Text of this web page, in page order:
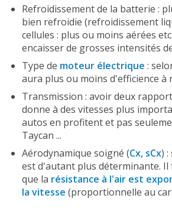
Refroidissement de la batterie :
bien refroidie (refroidissement
cellules : plus ou moins aérées
encaisser de grosses intensités
Type de moteur électrique :
aura plus ou moins d'efficience à
Transmission : avoir deux
donne à des vitesses plus
autos en profitent et pas
Taycan ...
Aérodynamique soigné (Cx, sCx)
est d'autant plus déterminante. Il
que la résistance à l'air est
la vitesse (proportionnelle au